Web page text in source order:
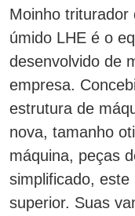
Moinho triturador
úmido LHE é o
desenvolvido de
empresa.
estrutura de
nova, tamanho
máquina, peças
simplificado,
superior. Suas